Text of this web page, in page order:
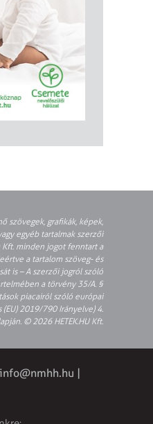
szövegek, grafikák, képek,
egyéb tartalmak szerzői
Kft. minden jogot fenntart a
a tartalom szöveg- és
is – A szerzői jogról szóló
a törvény 35/A. §
piacairól szóló európai
(EU) 2019/790 Irányelve) 4.
© 2026 HETEK.HU Kft.
info@nmhh.hu